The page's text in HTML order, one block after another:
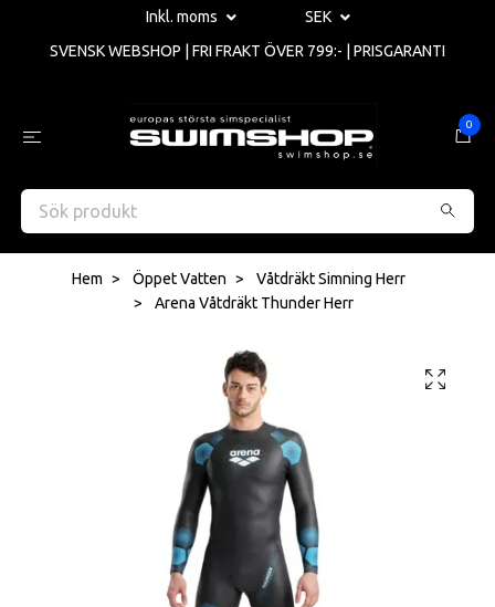
Inkl. moms
SEK
SVENSK WEBSHOP | FRI FRAKT ÖVER 799:- | PRISGARANTI
0
Hem Öppet Vatten
Våtdräkt Simning Herr
Arena Våtdräkt Thunder Herr